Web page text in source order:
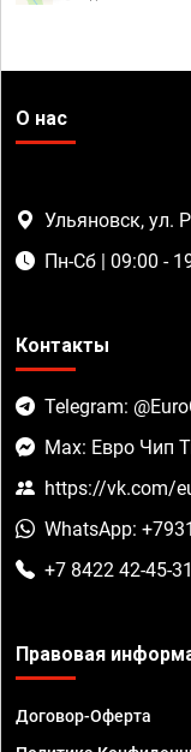
О нас
Ульяновск, ул.
Пн-Сб | 09:00 -
Контакты
Telegram:
Max: Евро Чип
https://vk.com/
WhatsApp:
+7 8422 42-45-31
Правовая
Договор-Оферта